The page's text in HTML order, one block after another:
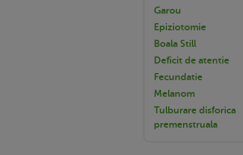
Garou
Epiziotomie
Boala Still
Deficit de atentie
Fecundatie
Melanom
Tulburare disforica
premenstruala